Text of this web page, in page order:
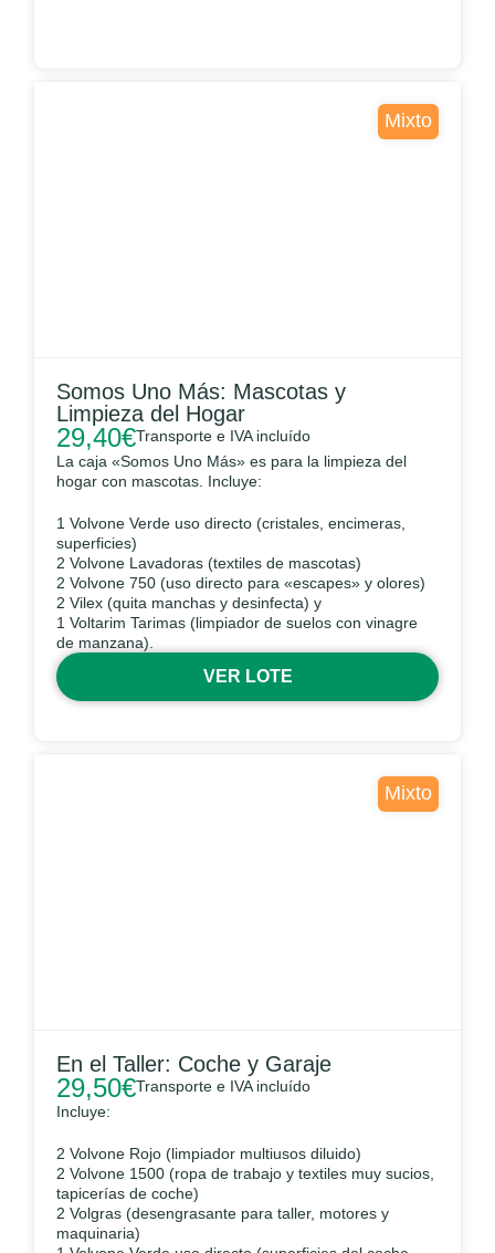
Mixto
Somos Uno Más: Mascotas y
Limpieza del Hogar
29,40€Transporte e IVA incluído
La caja «Somos Uno Más» es para la limpieza del
hogar con mascotas. Incluye:
1 Volvone Verde uso directo (cristales, encimeras,
superficies)
2 Volvone Lavadoras (textiles de mascotas)
2 Volvone 750 (uso directo para «escapes» y olores)
2 Vilex (quita manchas y desinfecta) y
1 Voltarim Tarimas (limpiador de suelos con vinagre
de manzana).
VER LOTE
Mixto
En el Taller: Coche y Garaje
29,50€Transporte e IVA incluído
Incluye:
2 Volvone Rojo (limpiador multiusos diluido)
2 Volvone 1500 (ropa de trabajo y textiles muy sucios,
tapicerías de coche)
2 Volgras (desengrasante para taller, motores y
maquinaria)